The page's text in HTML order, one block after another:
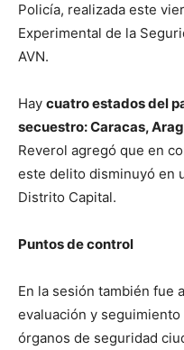
Policía, realizada este
Experimental de la
AVN.
Hay cuatro estados del
secuestro: Caracas,
Reverol agregó que en
este delito disminuyó en
Distrito Capital.
Puntos de control
En la sesión también fue
evaluación y
órganos de seguridad